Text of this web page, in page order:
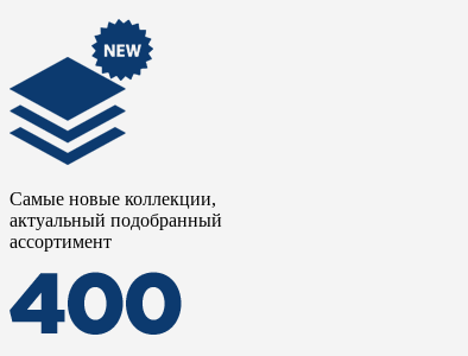
Самые новые коллекции,
актуальный подобранный
ассортимент